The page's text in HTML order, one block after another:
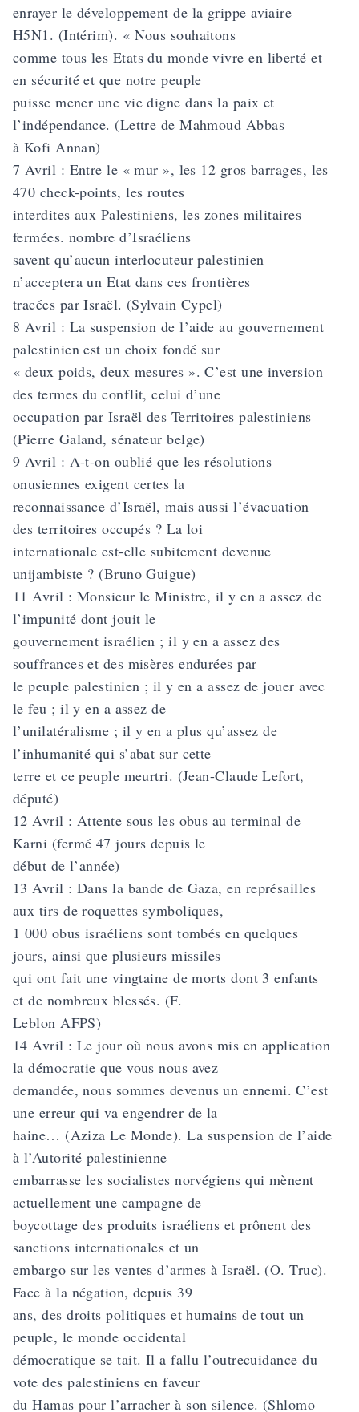
enrayer le développement de la grippe aviaire
H5N1. (Intérim). « Nous souhaitons
comme tous les Etats du monde vivre en liberté et
en sécurité et que notre peuple
puisse mener une vie digne dans la paix et
l’indépendance. (Lettre de Mahmoud Abbas
à Kofi Annan)
7 Avril : Entre le « mur », les 12 gros barrages, les
470 check-points, les routes
interdites aux Palestiniens, les zones militaires
fermées. nombre d’Israéliens
savent qu’aucun interlocuteur palestinien
n’acceptera un Etat dans ces frontières
tracées par Israël. (Sylvain Cypel)
8 Avril : La suspension de l’aide au gouvernement
palestinien est un choix fondé sur
« deux poids, deux mesures ». C’est une inversion
des termes du conflit, celui d’une
occupation par Israël des Territoires palestiniens
(Pierre Galand, sénateur belge)
9 Avril : A-t-on oublié que les résolutions
onusiennes exigent certes la
reconnaissance d’Israël, mais aussi l’évacuation
des territoires occupés ? La loi
internationale est-elle subitement devenue
unijambiste ? (Bruno Guigue)
11 Avril : Monsieur le Ministre, il y en a assez de
l’impunité dont jouit le
gouvernement israélien ; il y en a assez des
souffrances et des misères endurées par
le peuple palestinien ; il y en a assez de jouer avec
le feu ; il y en a assez de
l’unilatéralisme ; il y en a plus qu’assez de
l’inhumanité qui s’abat sur cette
terre et ce peuple meurtri. (Jean-Claude Lefort,
député)
12 Avril : Attente sous les obus au terminal de
Karni (fermé 47 jours depuis le
début de l’année)
13 Avril : Dans la bande de Gaza, en représailles
aux tirs de roquettes symboliques,
1 000 obus israéliens sont tombés en quelques
jours, ainsi que plusieurs missiles
qui ont fait une vingtaine de morts dont 3 enfants
et de nombreux blessés. (F.
Leblon AFPS)
14 Avril : Le jour où nous avons mis en application
la démocratie que vous nous avez
demandée, nous sommes devenus un ennemi. C’est
une erreur qui va engendrer de la
haine… (Aziza Le Monde). La suspension de l’aide
à l’Autorité palestinienne
embarrasse les socialistes norvégiens qui mènent
actuellement une campagne de
boycottage des produits israéliens et prônent des
sanctions internationales et un
embargo sur les ventes d’armes à Israël. (O. Truc).
Face à la négation, depuis 39
ans, des droits politiques et humains de tout un
peuple, le monde occidental
démocratique se tait. Il a fallu l’outrecuidance du
vote des palestiniens en faveur
du Hamas pour l’arracher à son silence. (Shlomo